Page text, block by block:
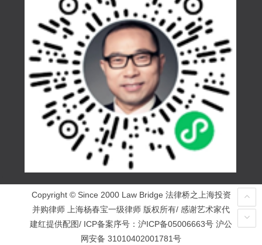
Copyright © Since 2000 Law Bridge 法律桥之上海投资
并购律师 上海杨春宝一级律师 版权所有/ 感谢艺术家代
建红提供配图/ ICP备案序号： 沪ICP备05006663号 沪公
网安备 31010402001781号